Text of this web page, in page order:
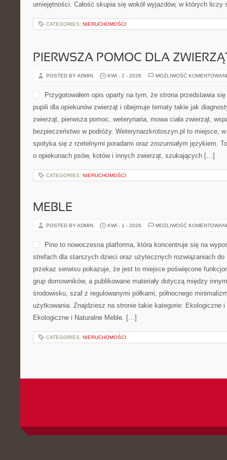
umiejętności. Całość skupia się wokół wyjazdów, w których
CATEGORIES: NIERUCHOMOŚCI
PIERWSZA POMOC DLA
POSTED BY ADMIN KWI - 2 - 2026 MOŻLIWOŚĆ
Przygotowałem opis oparty na tym, że strona przedstawia
pupili dla opiekunów zwierząt i obejmuje tematy takie jak
zwierząt, pierwsza pomoc, weterynaria, mowa ciała zwierząt,
bezpieczeństwo w podróży. Weterynarzkrotoszyn.pl to miejsce,
spotyka się z rzetelnymi poradami oraz zrozumiałym językiem.
o opiekunach psów, kotów i innych zwierząt, szukających […]
CATEGORIES: NIERUCHOMOŚCI
MEBLE
POSTED BY ADMIN KWI - 1 - 2026 MOŻLIWOŚĆ
Pino to nowoczesna platforma, która koncentruje się na
strefach dla starszych dzieci oraz użytecznych rozwiązaniach do
przekaz serwisu pokazuje, że jest to miejsce poświęcone
grup domowników, a publikowane materiały dotyczą między
środowisku, szaf z regulowanymi półkami, północnego
użytkowania. Znajdziesz na stronie takie kategorie: Ekologiczne i
Ekologiczne i Naturalne Meble. […]
CATEGORIES: NIERUCHOMOŚCI